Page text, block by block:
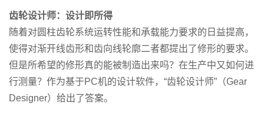
齿轮设计师：设计即所得
随着对圆柱齿轮系统运转性能和承载能力要求的日益提高，
使得对渐开线齿形和齿向线轮廓二者都提出了修形的要求。
但是所希望的修形真的能被制造出来吗？在生产中又如何进
行测量？作为基于PC机的设计软件，“齿轮设计师”（Gear
Designer）给出了答案。